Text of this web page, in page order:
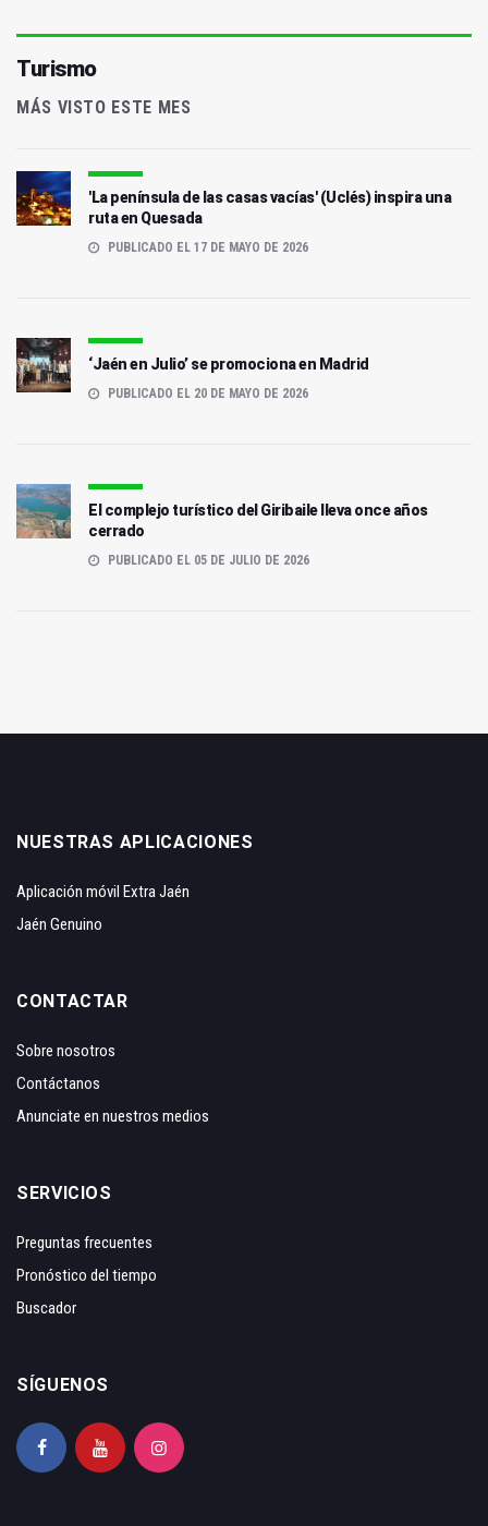
Turismo
MÁS VISTO ESTE MES
'La península de las casas vacías' (Uclés) inspira una
ruta en Quesada
PUBLICADO EL 17 DE MAYO DE 2026
‘Jaén en Julio’ se promociona en Madrid
PUBLICADO EL 20 DE MAYO DE 2026
El complejo turístico del Giribaile lleva once años
cerrado
PUBLICADO EL 05 DE JULIO DE 2026
NUESTRAS APLICACIONES
Aplicación móvil Extra Jaén
Jaén Genuino
CONTACTAR
Sobre nosotros
Contáctanos
Anunciate en nuestros medios
SERVICIOS
Preguntas frecuentes
Pronóstico del tiempo
Buscador
SÍGUENOS